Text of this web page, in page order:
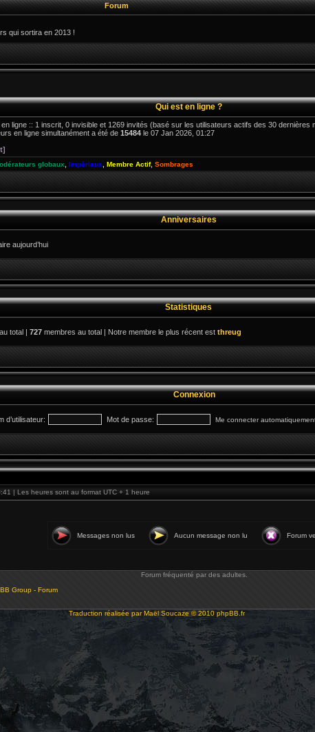
Forum
qui sortira en 2013 !
Qui est en ligne ?
ligne :: 1 inscrit, 0 invisible et 1269 invités (basé sur les utilisateurs actifs des 30 dernières
en ligne simultanément a été de 15484 le 07 Jan 2026, 01:27
globaux Impériaux Membre Actif, Sombrages
Anniversaires
aujourd’hui
Statistiques
total | 727 membres au total | Notre membre le plus récent est threug
Connexion
d’utilisateur: Mot de passe: Me connecter
| Les heures sont au format UTC + 1 heure
Messages non lus Aucun message non lu Forum
Forum fréquenté par des adultes.
Group - Forum
Traduction réalisée parMaël Soucaze © 2010 phpBB.fr